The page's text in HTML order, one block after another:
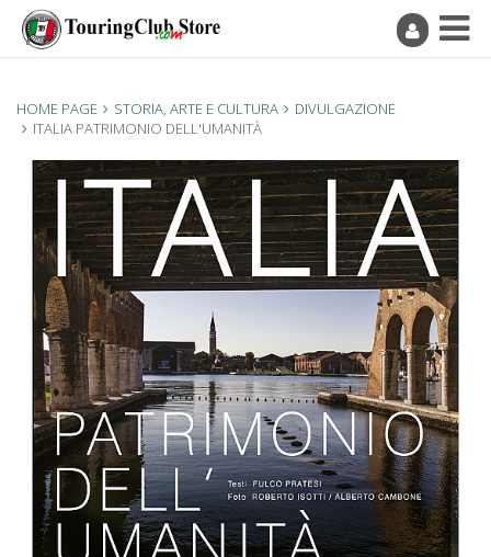
HOME PAGE STORIA, ARTE E CULTURA
DIVULGAZIONE
ITALIA PATRIMONIO DELL'UMANITÀ